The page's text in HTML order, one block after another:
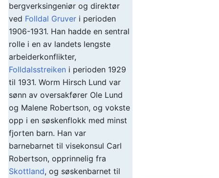
bergverksingeniør og direktør
ved Folldal Gruver i perioden
1906-1931. Han hadde en sentral
rolle i en av landets lengste
arbeiderkonflikter,
Folldalsstreiken i perioden 1929
til 1931. Worm Hirsch Lund var
sønn av oversakfører Ole Lund
og Malene Robertson, og vokste
opp i en søskenflokk med minst
fjorten barn. Han var
barnebarnet til visekonsul Carl
Robertson, opprinnelig fra
Skottland, og søskenbarnet til